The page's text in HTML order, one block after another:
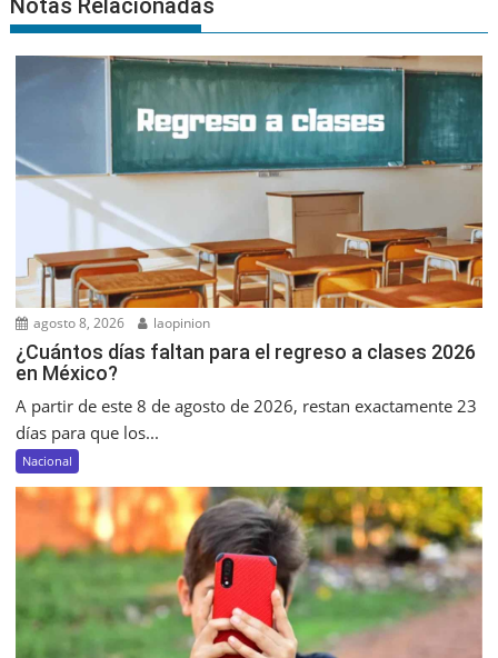
Notas Relacionadas
agosto 8, 2026 laopinion
¿Cuántos días faltan para el regreso a clases 2026
en México?
A partir de este 8 de agosto de 2026, restan exactamente 23
días para que los...
Nacional